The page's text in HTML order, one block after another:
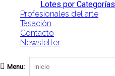
Lotes por Categorías
Profesionales del arte
Tasación
Contacto
Newsletter
Menu: